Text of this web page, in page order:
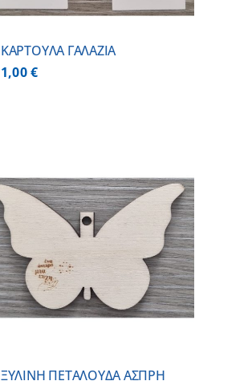
ΚΑΡΤΟΥΛΑ ΓΑΛΑΖΙΑ
1,00€
ΞΥΛΙΝΗ ΠΕΤΑΛΟΥΔΑ ΑΣΠΡΗ